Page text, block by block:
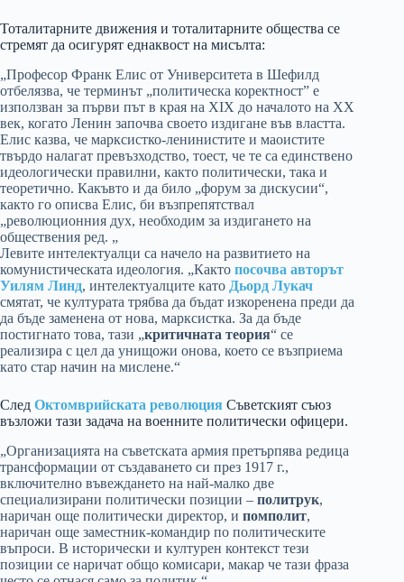
Тоталитарните движения и тоталитарните общества се
стремят да осигурят еднаквост на мисълта:
„Професор Франк Елис от Университета в Шефилд
отбелязва, че терминът „политическа коректност” е
използван за първи път в края на XIX до началото на XX
век, когато Ленин започва своето издигане във властта.
Елис казва, че марксистко-ленинистите и маоистите
твърдо налагат превъзходство, тоест, че те са единствено
идеологически правилни, както политически, така и
теоретично. Какъвто и да било „форум за дискусии“,
както го описва Елис, би възпрепятствал
„революционния дух, необходим за издигането на
обществения ред. „
Левите интелектуалци са начело на развитието на
комунистическата идеология. „Както посочва авторът
Уилям Линд, интелектуалците като Дьорд Лукач
смятат, че културата трябва да бъдат изкоренена преди да
да бъде заменена от нова, марксистка. За да бъде
постигнато това, тази „критичната теория“ се
реализира с цел да унищожи онова, което се възприема
като стар начин на мислене.“
След Октомврийската революция Съветският съюз
възложи тази задача на военните политически офицери.
„Организацията на съветската армия претърпява редица
трансформации от създаването си през 1917 г.,
включително въвеждането на най-малко две
специализирани политически позиции – политрук,
наричан още политически директор, и помполит,
наричан още заместник-командир по политическите
въпроси. В исторически и културен контекст тези
позиции се наричат ​​общо комисари, макар че тази фраза